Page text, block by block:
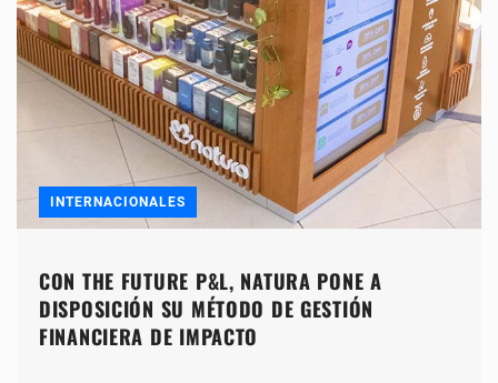
INTERNACIONALES
CON THE FUTURE P&L, NATURA PONE A
DISPOSICIÓN SU MÉTODO DE GESTIÓN
FINANCIERA DE IMPACTO